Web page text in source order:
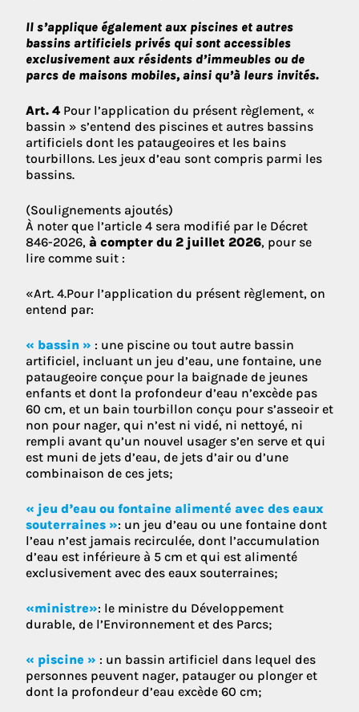
Il s’applique également aux piscines et autres
bassins artificiels privés qui sont accessibles
exclusivement aux résidents d’immeubles ou de
parcs de maisons mobiles, ainsi qu’à leurs invités.
Art. 4 Pour l’application du présent règlement, «
bassin » s’entend des piscines et autres bassins
artificiels dont les pataugeoires et les bains
tourbillons. Les jeux d’eau sont compris parmi les
bassins.
(Soulignements ajoutés)
À noter que l’article 4 sera modifié par le Décret
846-2026, à compter du 2 juillet 2026, pour se
lire comme suit :
«Art. 4.Pour l’application du présent règlement, on
entend par:
« bassin » : une piscine ou tout autre bassin
artificiel, incluant un jeu d’eau, une fontaine, une
pataugeoire conçue pour la baignade de jeunes
enfants et dont la profondeur d’eau n’excède pas
60 cm, et un bain tourbillon conçu pour s’asseoir et
non pour nager, qui n’est ni vidé, ni nettoyé, ni
rempli avant qu’un nouvel usager s’en serve et qui
est muni de jets d’eau, de jets d’air ou d’une
combinaison de ces jets;
« jeu d’eau ou fontaine alimenté avec des eaux
souterraines »: un jeu d’eau ou une fontaine dont
l’eau n’est jamais recirculée, dont l’accumulation
d’eau est inférieure à 5 cm et qui est alimenté
exclusivement avec des eaux souterraines;
«ministre»: le ministre du Développement
durable, de l’Environnement et des Parcs;
« piscine » : un bassin artificiel dans lequel des
personnes peuvent nager, patauger ou plonger et
dont la profondeur d’eau excède 60 cm;